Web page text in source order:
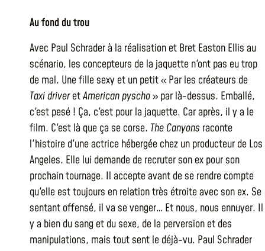
Au fond du trou
Avec Paul Schrader à la réalisation et Bret Easton Ellis au
scénario, les concepteurs de la jaquette n'ont pas eu trop
de mal. Une fille sexy et un petit « Par les créateurs de
Taxi driveretAmerican pyscho» par là-dessus. Emballé,
c'est pesé ! Ça, c'est pour la jaquette. Car après, il y a le
film. C'est là que ça se corse. The Canyons raconte
l'histoire d'une actrice hébergée chez un producteur de Los
Angeles. Elle lui demande de recruter son ex pour son
prochain tournage. Il accepte avant de se rendre compte
qu'elle est toujours en relation très étroite avec son ex. Se
sentant offensé, il va se venger… Et nous, nous ennuyer. Il
y a bien du sang et du sexe, de la perversion et des
manipulations, mais tout sent le déjà-vu. Paul Schrader